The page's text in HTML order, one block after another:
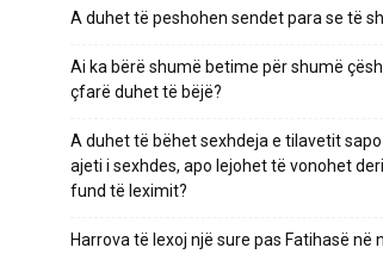
A duhet të peshohen sendet para se të
Ai ka bërë shumë betime për shumë
çfarë duhet të bëjë?
A duhet të bëhet sexhdeja e tilavetit
ajeti i sexhdes, apo lejohet të vonohet
fund të leximit?
Harrova të lexoj një sure pas Fatihasë në